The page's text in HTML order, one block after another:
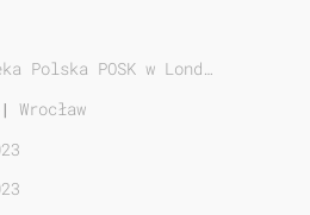
Polska POSK w Lond…
| Wrocław